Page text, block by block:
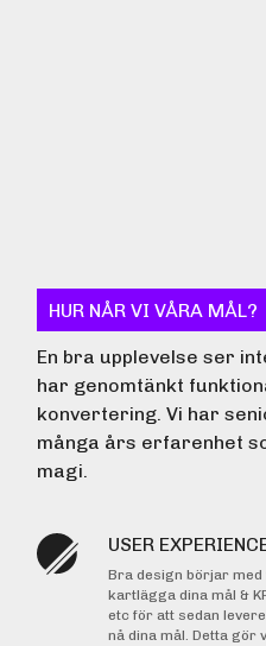
HUR NÅR VI VÅRA MÅL?
En bra upplevelse ser
har genomtänkt
konvertering. Vi har
många års erfarenhet
magi.
USER
Bra design börjar
kartlägga dina mål &
etc för att sedan
nå dina mål. Detta gör